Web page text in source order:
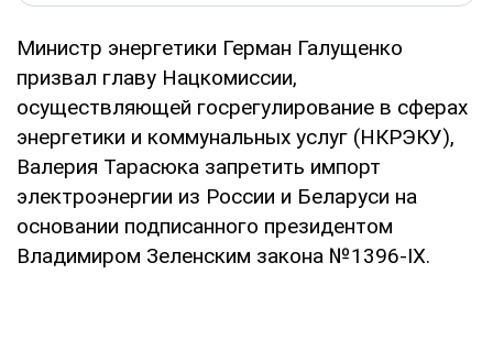
Министр энергетики Герман Галущенко
призвал главу Нацкомиссии,
осуществляющей госрегулирование в сферах
энергетики и коммунальных услуг (НКРЭКУ),
Валерия Тарасюка запретить импорт
электроэнергии из России и Беларуси на
основании подписанного президентом
Владимиром Зеленским закона №1396-ІХ.